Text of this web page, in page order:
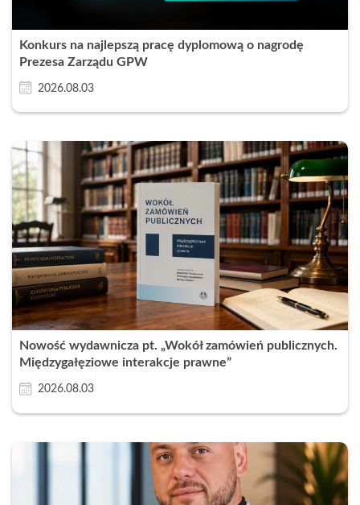
Konkurs na najlepszą pracę dyplomową o nagrodę
Prezesa Zarządu GPW
2026.08.03
Nowość wydawnicza pt. „Wokół zamówień publicznych.
Międzygałęziowe interakcje prawne”
2026.08.03